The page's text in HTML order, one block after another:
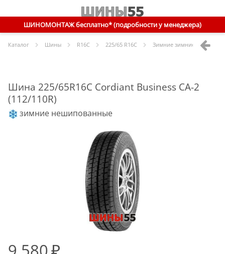
ШИНОМОНТАЖ бесплатно* (подробности у менеджера)
Каталог Шины R16C 225/65 R16C Зимние зимние
Шина 225/65R16C Cordiant Business CA-2
(112/110R)
зимние нешипованные
9 580